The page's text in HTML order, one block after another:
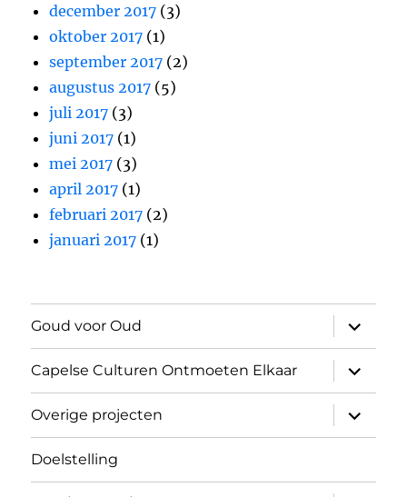
december 2017 (3)
oktober 2017 (1)
september 2017 (2)
augustus 2017 (5)
juli 2017 (3)
juni 2017 (1)
mei 2017 (3)
april 2017 (1)
februari 2017 (2)
januari 2017 (1)
Goud voor Oud
Capelse Culturen Ontmoeten Elkaar
Overige projecten
Doelstelling